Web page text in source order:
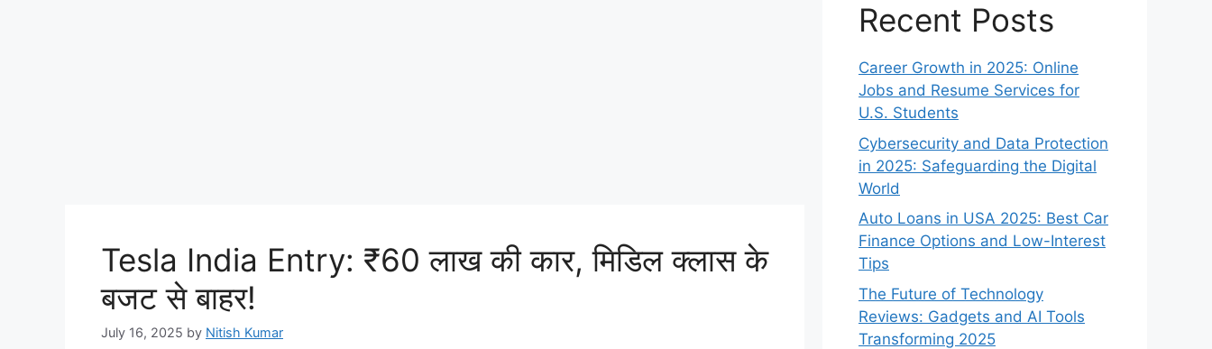
Tesla India Entry: ₹60 लाख की कार, मिडिल क्लास के
बजट से बाहर!
July 16, 2025 by Nitish Kumar
Recent Posts
Career Growth in 2025: Online
Jobs and Resume Services for
U.S. Students
Cybersecurity and Data Protection
in 2025: Safeguarding the Digital
World
Auto Loans in USA 2025: Best Car
Finance Options and Low-Interest
Tips
The Future of Technology
Reviews: Gadgets and AI Tools
Transforming 2025